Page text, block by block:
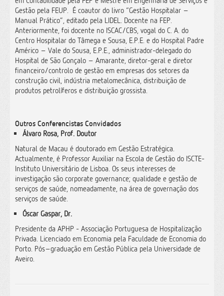
Gestão pela FEUP. É coautor do livro “Gestão Hospitalar –
Manual Prático”, editado pela LIDEL. Docente na FEP.
Anteriormente, foi docente no ISCAC/CBS, vogal do C. A. do
Centro Hospitalar do Tâmega e Sousa, E.P.E. e do Hospital Padre
Américo – Vale do Sousa, E.P.E., administrador-delegado do
Hospital de São Gonçalo – Amarante, diretor-geral e diretor
financeiro/controlo de gestão em empresas dos setores da
construção civil, indústria metalomecânica, distribuição de
produtos petrolíferos e distribuição grossista.
Outros Conferencistas Convidados
Álvaro Rosa, Prof. Doutor
Natural de Macau é doutorado em Gestão Estratégica.
Actualmente, é Professor Auxiliar na Escola de Gestão do ISCTE-
Instituto Universitário de Lisboa. Os seus interesses de
investigação são corporate governance; qualidade e gestão de
serviços de saúde, nomeadamente, na área de governação dos
serviços de saúde.
Óscar Gaspar, Dr.
Presidente da APHP - Associação Portuguesa de Hospitalização
Privada. Licenciado em Economia pela Faculdade de Economia do
Porto. Pós–graduação em Gestão Pública pela Universidade de
Aveiro.